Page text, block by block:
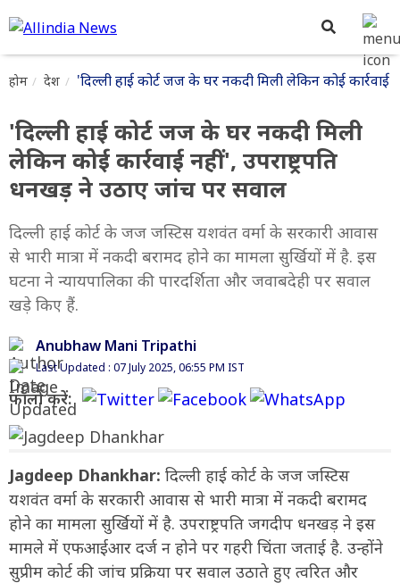
होम देश 'दिल्ली हाई कोर्ट जज के घर नकदी मिली लेकिन कोई कार्रवाई
'दिल्ली हाई कोर्ट जज के घर नकदी मिली
लेकिन कोई कार्रवाई नहीं', उपराष्ट्रपति
धनखड़ ने उठाए जांच पर सवाल
दिल्ली हाई कोर्ट के जज जस्टिस यशवंत वर्मा के सरकारी आवास
से भारी मात्रा में नकदी बरामद होने का मामला सुर्खियों में है. इस
घटना ने न्यायपालिका की पारदर्शिता और जवाबदेही पर सवाल
खड़े किए हैं.
Anubhaw Mani Tripathi
Last Updated : 07 July 2025, 06:55 PM IST
फॉलो करें:
Jagdeep Dhankhar: दिल्ली हाई कोर्ट के जज जस्टिस
यशवंत वर्मा के सरकारी आवास से भारी मात्रा में नकदी बरामद
होने का मामला सुर्खियों में है. उपराष्ट्रपति जगदीप धनखड़ ने इस
मामले में एफआईआर दर्ज न होने पर गहरी चिंता जताई है. उन्होंने
सुप्रीम कोर्ट की जांच प्रक्रिया पर सवाल उठाते हुए त्वरित और